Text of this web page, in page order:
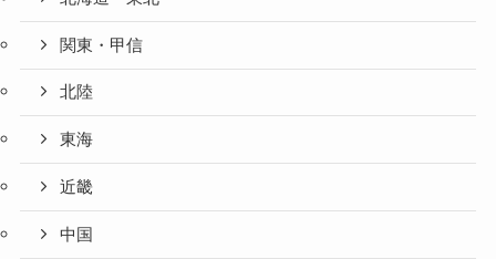
関東・甲信
北陸
東海
近畿
中国